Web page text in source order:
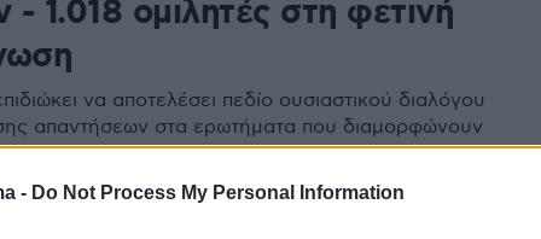
- Do Not Process My Personal Information
1.018 ομιλητές στη φετινή
να αποτελέσει πεδίο ουσιαστικού διαλόγου
απαντήσεων στα ερωτήματα που διαμορφώνουν
- Το πρόγραμμα περιλαμβάνει
από 200 συζητήσεις σε 35 θεματικές ενότητες